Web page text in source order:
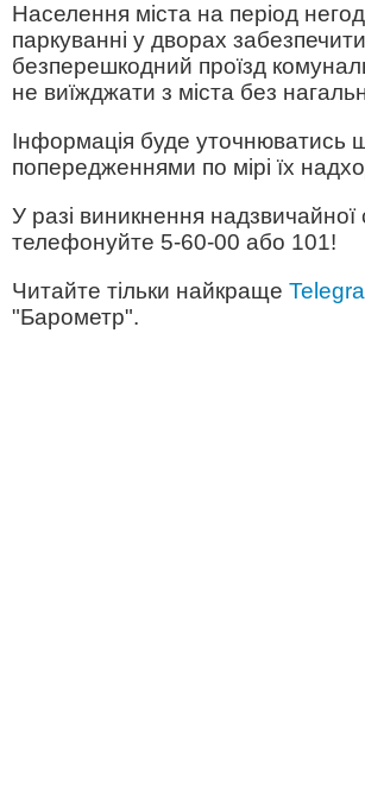
Населення міста на період
паркуванні у дворах забезпечити
безперешкодний проїзд
не виїжджати з міста без
Інформація буде уточнюватись
попередженнями по мірі їх
У разі виникнення надзвичайної
телефонуйте 5-60-00 або 101!
Читайте тільки найкраще
"Барометр".